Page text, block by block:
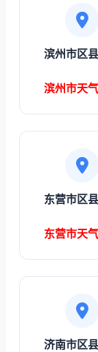
滨州市区
滨州市天
东营市区
东营市天
济南市区